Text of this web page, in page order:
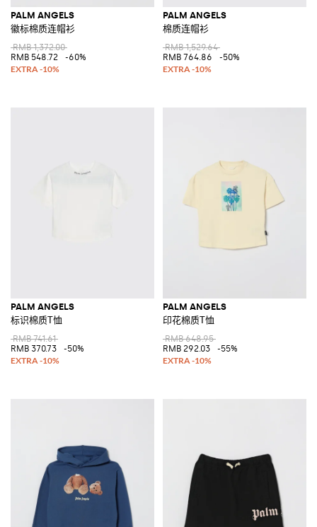
PALM ANGELS
徽标棉质连帽衫
RMB 1,372.00
RMB 548.72
-60%
PALM ANGELS
棉质连帽衫
RMB 1,529.64
RMB 764.86
-50%
PALM ANGELS
标识棉质T恤
RMB 741.61
RMB 370.73
-50%
PALM ANGELS
印花棉质T恤
RMB 648.95
RMB 292.03
-55%